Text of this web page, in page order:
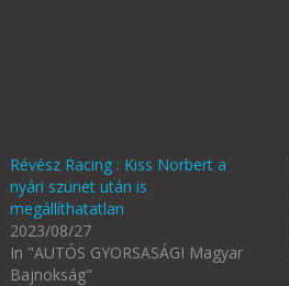
Révész Racing : Kiss Norbert a
nyári szünet után is
megállíthatatlan
2023/08/27
In "AUTÓS GYORSASÁGI Magyar
Bajnokság"